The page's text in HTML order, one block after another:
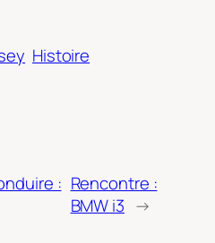
Histoire
: Rencontre :
BMW i3 →